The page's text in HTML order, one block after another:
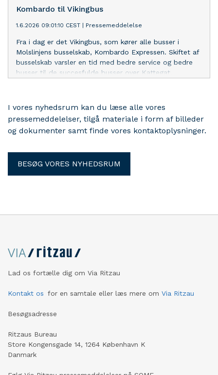
Kombardo til Vikingbus
1.6.2026 09:01:10 CEST Pressemeddelelse
Fra i dag er det Vikingbus, som kører alle busser i
Molslinjens busselskab, Kombardo Expressen. Skiftet af
busselskab varsler en tid med bedre service og bedre
busser til de succesfulde busser over Kattegat.
I vores nyhedsrum kan du læse alle vores
pressemeddelelser, tilgå materiale i form af billeder
og dokumenter samt finde vores kontaktoplysninger.
BESØG VORES NYHEDSRUM
Lad os fortælle dig om Via Ritzau
Kontakt os for en samtale eller læs mere om Via Ritzau
Besøgsadresse
Ritzaus Bureau
Store Kongensgade 14, 1264 København K
Danmark